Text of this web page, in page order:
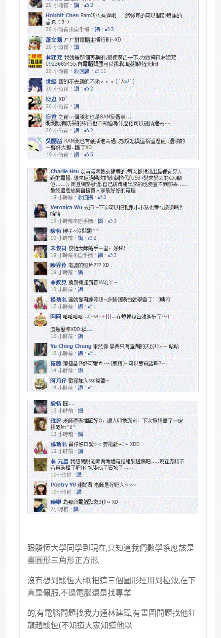
跟駿恆大學同學到現在,只知道我們數學系應該是
畫圓形三角形正方形,
沒有想到駿恆大師,把這三個圖形運用到極致,在下
真是佩服,不過電腦還是找專業
的,有電腦問題找我力通林建瑋,有畫圖問題找他狂
龍趙駿恆(不知道大家知道他以